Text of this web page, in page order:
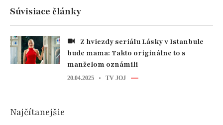
Súvisiace články
bude mama: Takto originálne to s
manželom oznámili
20.04.2025 TV JOJ
Najčítanejšie